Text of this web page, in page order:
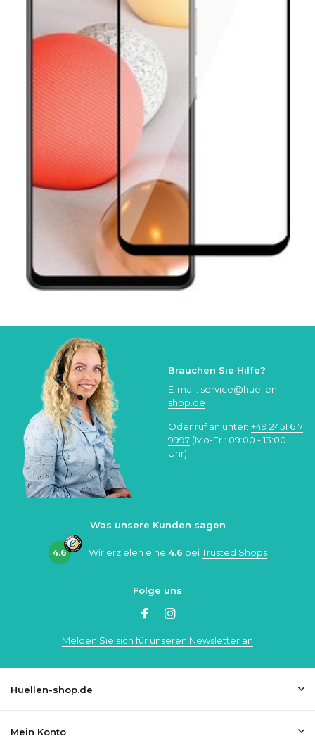
Brauchen Sie Hilfe?
E-mail: service@huellen-
shop.de
Oder ruf an unter: +49 2451 617
9997 (Mo-Fr.: 09:00 - 13:00
Uhr)
Was unsere Kunden sagen
4.6 Wir erzielen eine 4.6 beiTrusted Shops
Folge uns
Melden Sie sich für unseren Newsletter an
Huellen-shop.de
Mein Konto